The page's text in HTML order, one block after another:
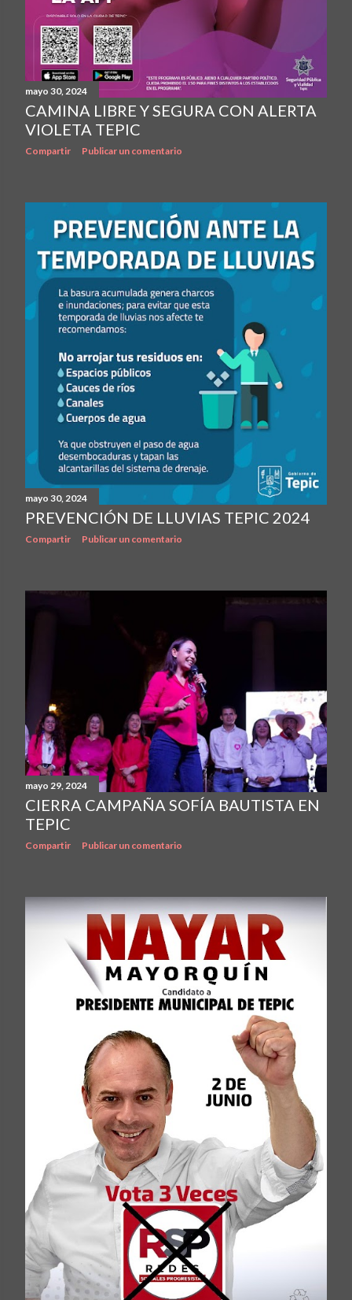
mayo 30, 2024
CAMINA LIBRE Y SEGURA CON ALERTA
VIOLETA TEPIC
Compartir Publicar un comentario
mayo 30, 2024
PREVENCIÓN DE LLUVIAS TEPIC 2024
Compartir Publicar un comentario
mayo 29, 2024
CIERRA CAMPAÑA SOFÍA BAUTISTA EN
TEPIC
Compartir Publicar un comentario